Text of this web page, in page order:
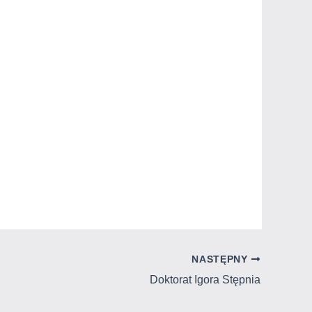
NASTĘPNY
Doktorat Igora Stępnia